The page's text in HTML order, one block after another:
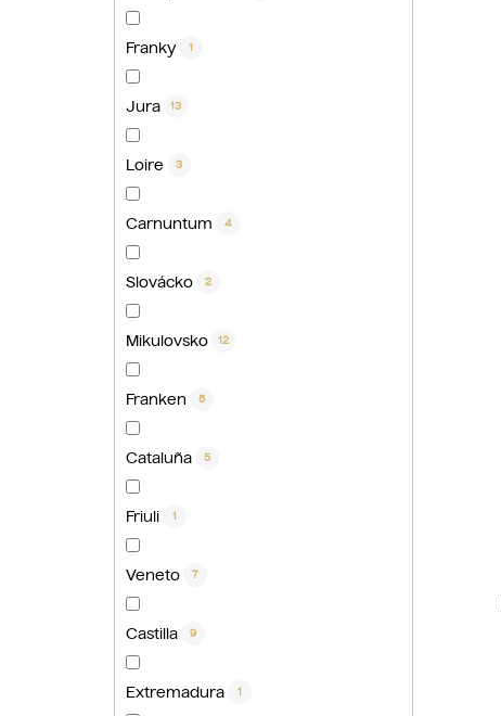
Franky 1
Jura 13
Loire 3
Carnuntum 4
Slovácko 2
Mikulovsko 12
Franken 8
Cataluña 5
Friuli 1
Veneto 7
Castilla 9
Extremadura 1